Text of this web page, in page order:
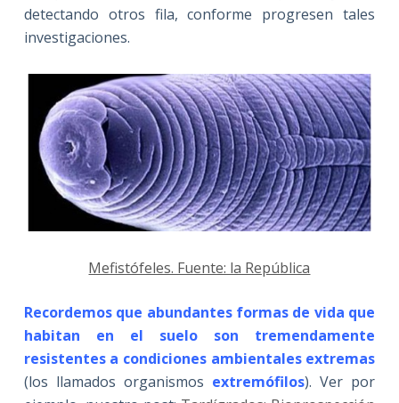
detectando otros fila, conforme progresen tales
investigaciones.
Mefistófeles. Fuente: la República
Recordemos que abundantes formas de vida que
habitan en el suelo son tremendamente
resistentes a condiciones ambientales extremas
(los llamados organismos extremófilos). Ver por